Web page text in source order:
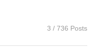
3 / 736 Posts